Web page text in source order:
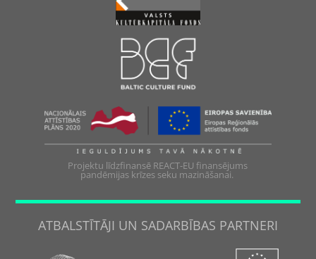
Projektu līdzfinansē REACT-EU finansējums
pandēmijas krīzes seku mazināšanai.
ATBALSTĪTĀJI UN SADARBĪBAS PARTNERI